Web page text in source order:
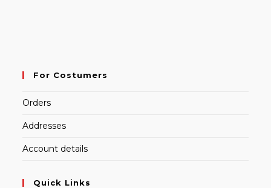
For Costumers
Orders
Addresses
Account details
Quick Links